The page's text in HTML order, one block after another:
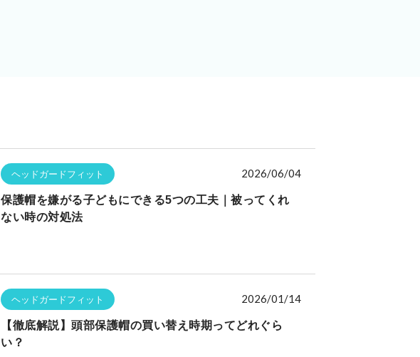
ヘッドガードフィット 2026/06/04
保護帽を嫌がる子どもにできる5つの工夫｜被ってくれ
ない時の対処法
ヘッドガードフィット 2026/01/14
【徹底解説】頭部保護帽の買い替え時期ってどれぐら
い？